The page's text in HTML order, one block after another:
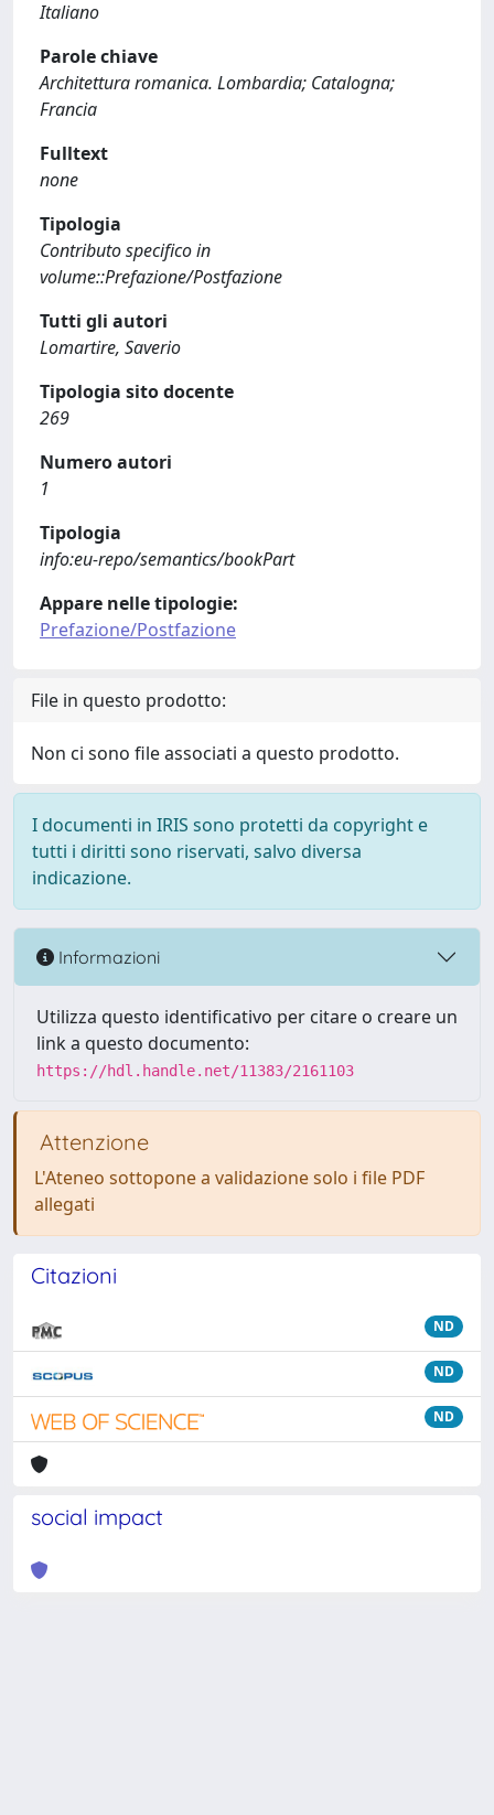
Italiano
Parole chiave
Architettura romanica. Lombardia; Catalogna;
Francia
Fulltext
none
Tipologia
Contributo specifico in
volume::Prefazione/Postfazione
Tutti gli autori
Lomartire, Saverio
Tipologia sito docente
269
Numero autori
1
Tipologia
info:eu-repo/semantics/bookPart
Appare nelle tipologie:
Prefazione/Postfazione
File in questo prodotto:
Non ci sono file associati a questo prodotto.
I documenti in IRIS sono protetti da copyright e
tutti i diritti sono riservati, salvo diversa
indicazione.
Informazioni
Utilizza questo identificativo per citare o creare un
link a questo documento:
https://hdl.handle.net/11383/2161103
Attenzione
L'Ateneo sottopone a validazione solo i file PDF
allegati
Citazioni
ND
ND
ND
social impact